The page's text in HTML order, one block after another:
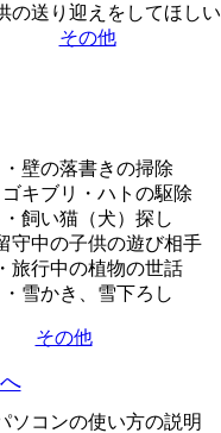
の送り迎えをしてほしい
その他
・壁の落書きの掃除
ゴキブリ・ハトの駆除
・飼い猫（犬）探し
守中の子供の遊び相手
・旅行中の植物の世話
・雪かき、雪下ろし
その他
ソコンの使い方の説明